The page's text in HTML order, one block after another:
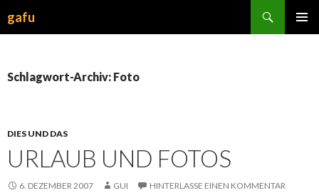
gafu
Schlagwort-Archiv: Foto
DIES UND DAS
URLAUB UND FOTOS
6. DEZEMBER 2007 GUI HINTERLASSE EINEN KOMMENTAR